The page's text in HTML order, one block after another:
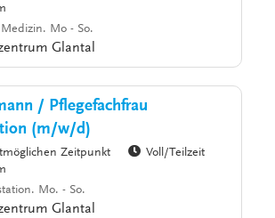
Mo - So.
Glantal
/ Pflegefachfrau
(m/w/d)
Zeitpunkt
Voll/Teilzeit
Mo. - So.
Glantal